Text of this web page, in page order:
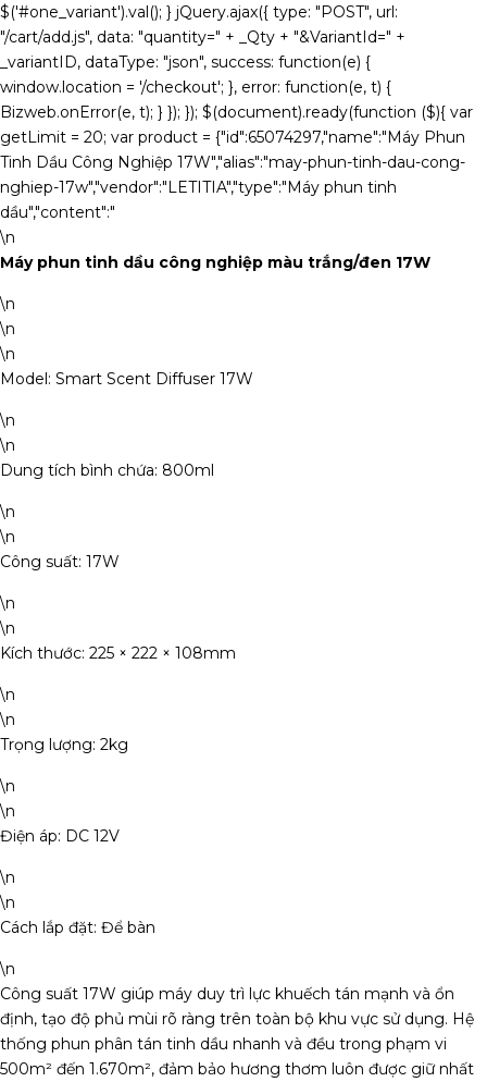
$('#one_variant').val(); } jQuery.ajax({ type: "POST", url:
"/cart/add.js", data: "quantity=" + _Qty + "&VariantId=" +
_variantID, dataType: "json", success: function(e) {
window.location = '/checkout'; }, error: function(e, t) {
Bizweb.onError(e, t); } }); }); $(document).ready(function ($){ var
getLimit = 20; var product = {"id":65074297,"name":"Máy Phun
Tinh Dầu Công Nghiệp 17W","alias":"may-phun-tinh-dau-cong-
nghiep-17w","vendor":"LETITIA","type":"Máy phun tinh
dầu","content":"
\n
Máy phun tinh dầu công nghiệp màu trắng/đen 17W
\n
\n
\n
Model: Smart Scent Diffuser 17W
\n
\n
Dung tích bình chứa: 800ml
\n
\n
Công suất: 17W
\n
\n
Kích thước: 225 × 222 × 108mm
\n
\n
Trọng lượng: 2kg
\n
\n
Điện áp: DC 12V
\n
\n
Cách lắp đặt: Để bàn
\n
Công suất 17W giúp máy duy trì lực khuếch tán mạnh và ổn
định, tạo độ phủ mùi rõ ràng trên toàn bộ khu vực sử dụng. Hệ
thống phun phân tán tinh dầu nhanh và đều trong phạm vi
500m² đến 1.670m², đảm bảo hương thơm luôn được giữ nhất